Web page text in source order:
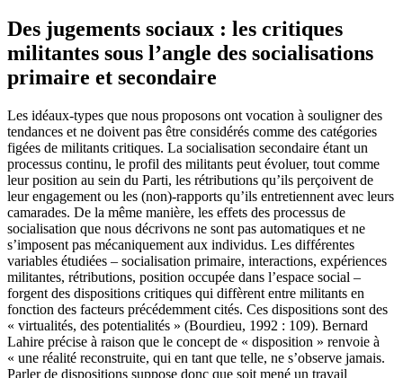
Des jugements sociaux : les critiques
militantes sous l’angle des socialisations
primaire et secondaire
Les idéaux-types que nous proposons ont vocation à souligner des
tendances et ne doivent pas être considérés comme des catégories
figées de militants critiques. La socialisation secondaire étant un
processus continu, le profil des militants peut évoluer, tout comme
leur position au sein du Parti, les rétributions qu’ils perçoivent de
leur engagement ou les (non)-rapports qu’ils entretiennent avec leurs
camarades. De la même manière, les effets des processus de
socialisation que nous décrivons ne sont pas automatiques et ne
s’imposent pas mécaniquement aux individus. Les différentes
variables étudiées – socialisation primaire, interactions, expériences
militantes, rétributions, position occupée dans l’espace social –
forgent des dispositions critiques qui diffèrent entre militants en
fonction des facteurs précédemment cités. Ces dispositions sont des
« virtualités, des potentialités » (Bourdieu, 1992 : 109). Bernard
Lahire précise à raison que le concept de « disposition » renvoie à
« une réalité reconstruite, qui en tant que telle, ne s’observe jamais.
Parler de dispositions suppose donc que soit mené un travail